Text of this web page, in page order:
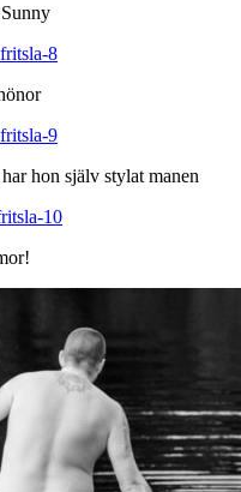
hon själv stylat manen